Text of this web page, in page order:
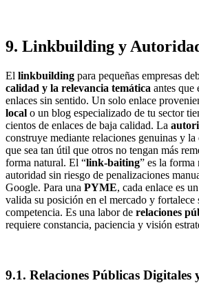
9. Linkbuilding y
El linkbuilding para pequeñas empresas
calidad y la relevancia temática antes que
enlaces sin sentido. Un solo enlace
local o un blog especializado de tu sector
cientos de enlaces de baja calidad. La
construye mediante relaciones genuinas y
que sea tan útil que otros no tengan más
forma natural. El “link-baiting” es la forma
autoridad sin riesgo de penalizaciones
Google. Para una PYME, cada enlace es un
valida su posición en el mercado y fortalece
competencia. Es una labor de relaciones
requiere constancia, paciencia y visión
9.1. Relaciones Públicas Digitales